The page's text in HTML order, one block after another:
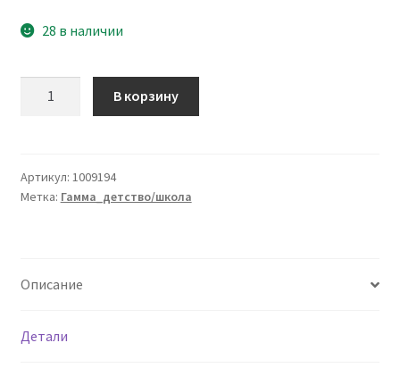
28 в наличии
"Классическая",
медовая,
кисти,
упак.,
В корзину
Артикул: 1009194
Метка: Гамма_детство/школа
Описание
Детали